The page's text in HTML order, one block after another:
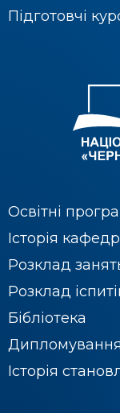
Підготовчі
Освітні
Історія
Розклад
Розклад
Бібліотека
Дипломування
Історія